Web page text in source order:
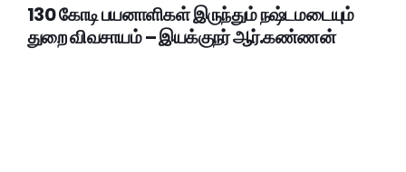
130 கோடி பயனாளிகள் இருந்தும் நஷ்டமடையும்
துறை விவசாயம் – இயக்குநர் ஆர்.கண்ணன்